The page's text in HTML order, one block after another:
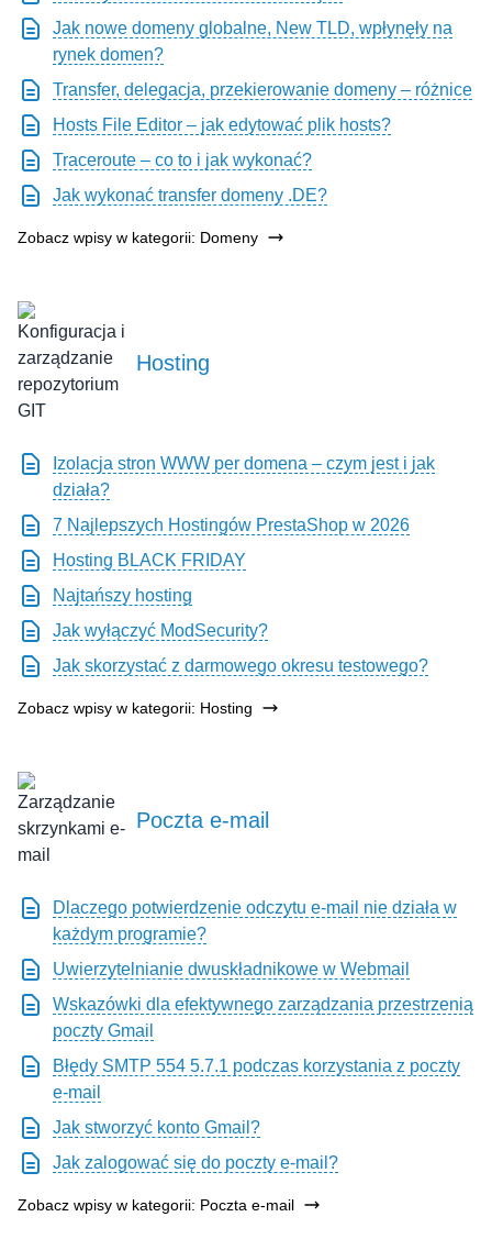
Jak nowe domeny globalne, New TLD, wpłynęły na
rynek domen?
Transfer, delegacja, przekierowanie domeny – różnice
Hosts File Editor – jak edytować plik hosts?
Traceroute – co to i jak wykonać?
Jak wykonać transfer domeny .DE?
Zobacz wpisy w kategorii: Domeny
Hosting
Izolacja stron WWW per domena – czym jest i jak
działa?
7 Najlepszych Hostingów PrestaShop w 2026
Hosting BLACK FRIDAY
Najtańszy hosting
Jak wyłączyć ModSecurity?
Jak skorzystać z darmowego okresu testowego?
Zobacz wpisy w kategorii: Hosting
Poczta e-mail
Dlaczego potwierdzenie odczytu e-mail nie działa w
każdym programie?
Uwierzytelnianie dwuskładnikowe w Webmail
Wskazówki dla efektywnego zarządzania przestrzenią
poczty Gmail
Błędy SMTP 554 5.7.1 podczas korzystania z poczty
e-mail
Jak stworzyć konto Gmail?
Jak zalogować się do poczty e-mail?
Zobacz wpisy w kategorii: Poczta e-mail